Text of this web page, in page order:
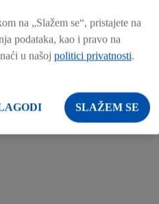
na „Slažem se“, pristajete na
podataka, kao i pravo na
u našoj politici privatnosti.
SLAŽEM SE